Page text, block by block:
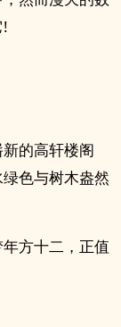
的高轩楼阁
色与树木盎然
方十二，正值